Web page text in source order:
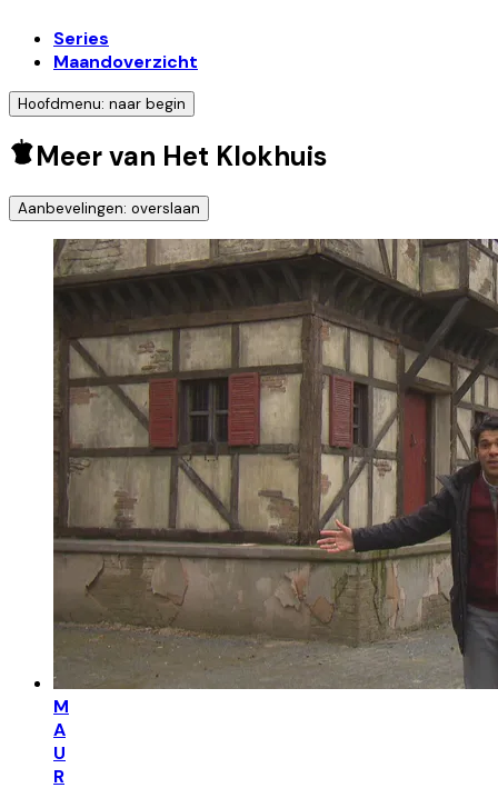
Series
Maandoverzicht
Hoofdmenu: naar begin
Meer van Het Klokhuis
Aanbevelingen: overslaan
M
A
U
R